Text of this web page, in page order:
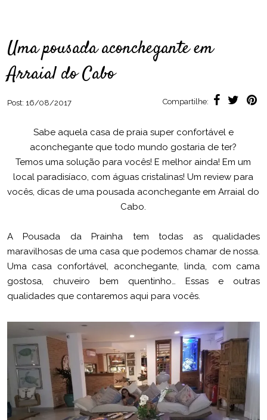
Uma pousada aconchegante em
Arraial do Cabo
Post: 16/08/2017 Compartilhe:
Sabe aquela casa de praia super confortável e
aconchegante que todo mundo gostaria de ter?
Temos uma solução para vocês! E melhor ainda! Em um
local paradisíaco, com águas cristalinas! Um review para
vocês, dicas de uma pousada aconchegante em Arraial do
Cabo.
A Pousada da Prainha tem todas as qualidades
maravilhosas de uma casa que podemos chamar de nossa.
Uma casa confortável, aconchegante, linda, com cama
gostosa, chuveiro bem quentinho… Essas e outras
qualidades que contaremos aqui para vocês.